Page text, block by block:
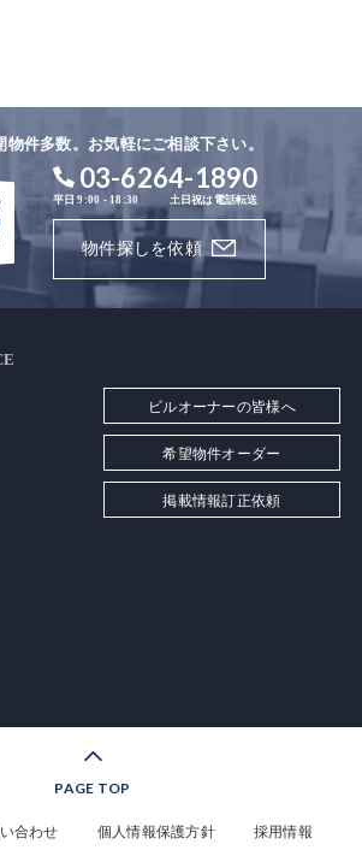
件多数。お気軽にご相談下さい。
03-6264-1890
平日 9:00 - 18:30 土日祝は電話転送
物件探しを依頼
ビルオーナーの皆様へ
希望物件オーダー
掲載情報訂正依頼
PAGE TOP
合わせ 個人情報保護方針 採用情報